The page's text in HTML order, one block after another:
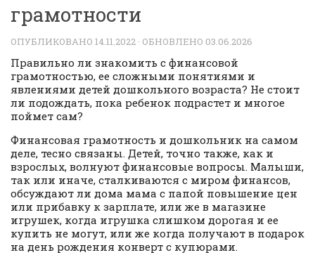
грамотности
ОПУБЛИКОВАНО 14.11.2022 · ОБНОВЛЕНО 03.06.2026
Правильно ли знакомить с финансовой
грамотностью, ее сложными понятиями и
явлениями детей дошкольного возраста? Не стоит
ли подождать, пока ребенок подрастет и многое
поймет сам?
Финансовая грамотность и дошкольник на самом
деле, тесно связаны. Детей, точно также, как и
взрослых, волнуют финансовые вопросы. Малыши,
так или иначе, сталкиваются с миром финансов,
обсуждают ли дома мама с папой повышение цен
или прибавку к зарплате, или же в магазине
игрушек, когда игрушка слишком дорогая и ее
купить не могут, или же когда получают в подарок
на день рождения конверт с купюрами.